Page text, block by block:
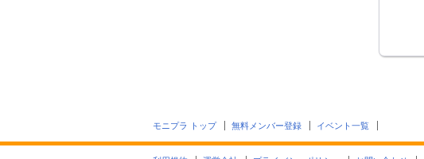
モニプラ トップ 無料メンバー登録 イベント一覧